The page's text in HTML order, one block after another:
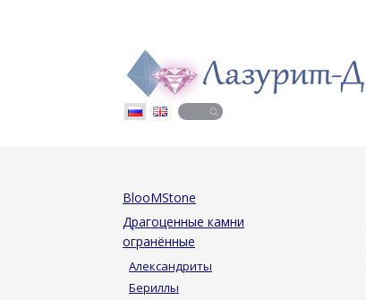
BlooMStone
Драгоценные камни
огранённые
Александриты
Бериллы